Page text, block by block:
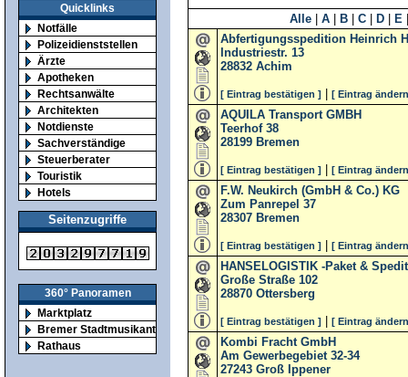
Quicklinks
Notfälle
Polizeidienststellen
Ärzte
Apotheken
Rechtsanwälte
Architekten
Notdienste
Sachverständige
Steuerberater
Touristik
Hotels
Seitenzugriffe
360° Panoramen
Marktplatz
Bremer Stadtmusikanten
Rathaus
Alle A B C D E
Abfertigungsspedition Heinrich
Industriestr. 13
28832 Achim
[ Eintrag bestätigen ] [ Eintrag
AQUILA Transport GMBH
Teerhof 38
28199 Bremen
[ Eintrag bestätigen ] [ Eintrag
F.W. Neukirch (GmbH & Co.) KG
Zum Panrepel 37
28307 Bremen
[ Eintrag bestätigen ] [ Eintrag
HANSELOGISTIK -Paket &
Große Straße 102
28870 Ottersberg
[ Eintrag bestätigen ] [ Eintrag
Kombi Fracht GmbH
Am Gewerbegebiet 32-34
27243 Groß Ippener